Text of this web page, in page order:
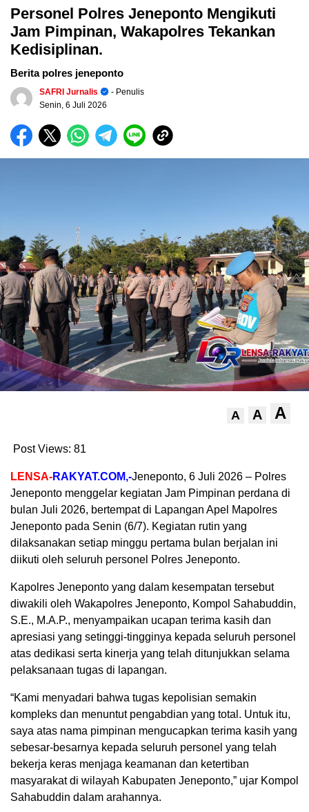
Personel Polres Jeneponto Mengikuti
Jam Pimpinan, Wakapolres Tekankan
Kedisiplinan.
Berita polres jeneponto
SAFRI Jurnalis
- Penulis
Senin, 6 Juli 2026
A A A
Post Views: 81
LENSA-RAKYAT.COM,-Jeneponto, 6 Juli 2026 – Polres
Jeneponto menggelar kegiatan Jam Pimpinan perdana di
bulan Juli 2026, bertempat di Lapangan Apel Mapolres
Jeneponto pada Senin (6/7). Kegiatan rutin yang
dilaksanakan setiap minggu pertama bulan berjalan ini
diikuti oleh seluruh personel Polres Jeneponto.
Kapolres Jeneponto yang dalam kesempatan tersebut
diwakili oleh Wakapolres Jeneponto, Kompol Sahabuddin,
S.E., M.A.P., menyampaikan ucapan terima kasih dan
apresiasi yang setinggi-tingginya kepada seluruh personel
atas dedikasi serta kinerja yang telah ditunjukkan selama
pelaksanaan tugas di lapangan.
“Kami menyadari bahwa tugas kepolisian semakin
kompleks dan menuntut pengabdian yang total. Untuk itu,
saya atas nama pimpinan mengucapkan terima kasih yang
sebesar-besarnya kepada seluruh personel yang telah
bekerja keras menjaga keamanan dan ketertiban
masyarakat di wilayah Kabupaten Jeneponto,” ujar Kompol
Sahabuddin dalam arahannya.